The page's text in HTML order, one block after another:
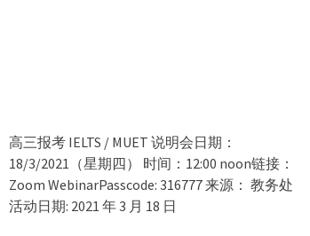
高三报考 IELTS / MUET 说明会日期：
18/3/2021（星期四） 时间：12:00 noon链接：
Zoom WebinarPasscode: 316777 来源： 教务处
活动日期: 2021 年 3 月 18 日